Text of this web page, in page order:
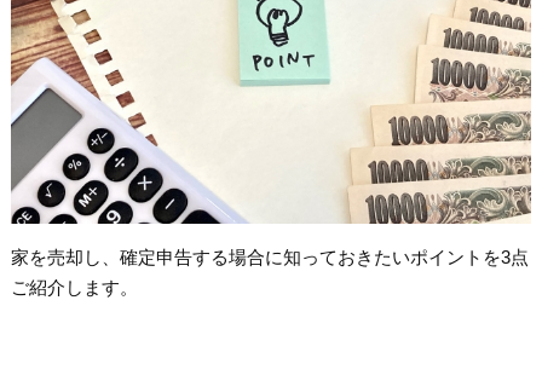
家を売却し、確定申告する場合に知っておきたいポイントを3点
ご紹介します。